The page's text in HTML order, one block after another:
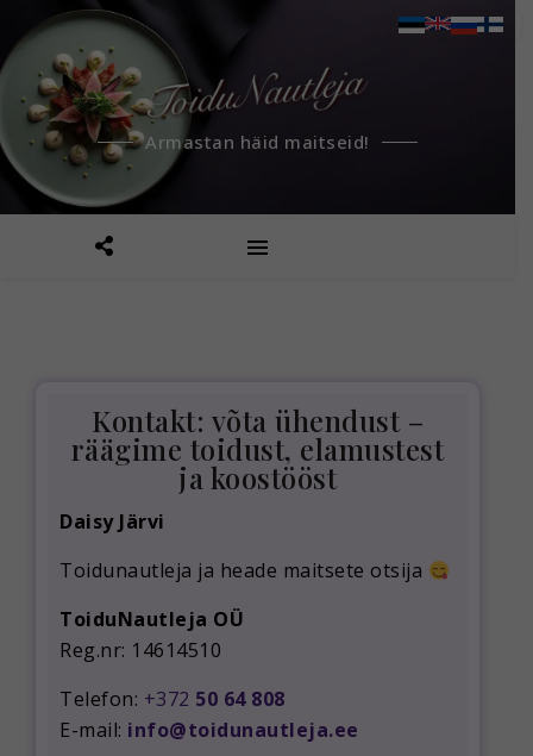
Armastan häid maitseid!
Kontakt: võta ühendust –
räägime toidust, elamustest
ja koostööst
Daisy Järvi
Toidunautleja ja heade maitsete otsija
ToiduNautleja OÜ
Reg.nr: 14614510
Telefon: +372 50 64 808
E-mail: info@toidunautleja.ee